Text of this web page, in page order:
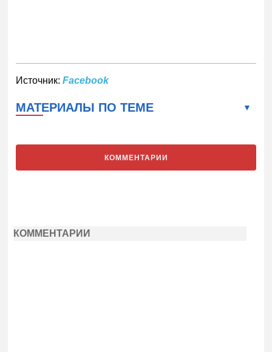
Источник:Facebook
МАТЕРИАЛЫ ПО ТЕМЕ
КОММЕНТАРИИ
КОММЕНТАРИИ